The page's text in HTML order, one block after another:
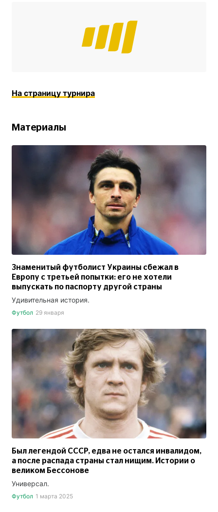
На страницу турнира
Материалы
Знаменитый футболист Украины сбежал в
Европу с третьей попытки: его не хотели
выпускать по паспорту другой страны
Удивительная история.
Футбол 29 января
Был легендой СССР, едва не остался инвалидом,
а после распада страны стал нищим. Истории о
великом Бессонове
Универсал.
Футбол 1 марта 2025